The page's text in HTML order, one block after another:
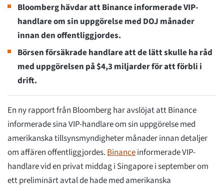
Bloomberg hävdar att Binance informerade VIP-
handlare om sin uppgörelse med DOJ månader
innan den offentliggjordes.
Börsen försäkrade handlare att de lätt skulle ha råd
med uppgörelsen på $4,3 miljarder för att förbli i
drift.
En ny rapport från Bloomberg har avslöjat att Binance
informerade sina VIP-handlare om sin uppgörelse med
amerikanska tillsynsmyndigheter månader innan detaljer
om affären offentliggjordes.Binanceinformerade VIP-
handlare vid en privat middag i Singapore i september om
ett preliminärt avtal de hade med amerikanska